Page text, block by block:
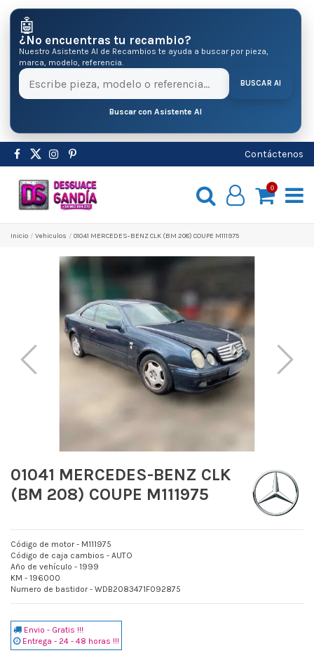
🤖
¿No encuentras tu recambio?
Nuestro Asistente AI de Recambios te ayuda a buscar por pieza,
marca, modelo, referencia.
BUSCAR AI
Buscar con Asistente AI
Contáctenos
0
Inicio Vehiculos 01041 MERCEDES-BENZ CLK (BM 208) COUPE M111975
01041 MERCEDES-BENZ CLK
(BM 208) COUPE M111975
Código de motor - M111975
Código de caja cambios - AUTO
Año de vehículo - 1999
KM - 196000
Numero de bastidor - WDB2083471F092875
Envio - Gratis !!!
Entrega - 24 - 48 horas !!!